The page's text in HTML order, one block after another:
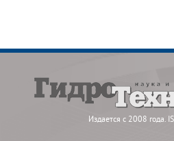
Издается с 2008 года.